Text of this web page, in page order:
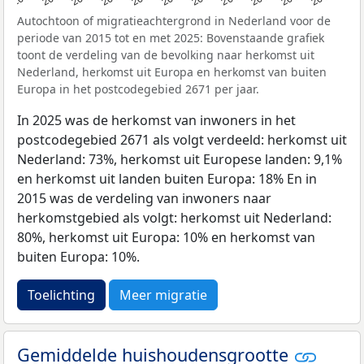
Autochtoon of migratieachtergrond in Nederland voor de
periode van 2015 tot en met 2025: Bovenstaande grafiek
toont de verdeling van de bevolking naar herkomst uit
Nederland, herkomst uit Europa en herkomst van buiten
Europa in het postcodegebied 2671 per jaar.
In 2025 was de herkomst van inwoners in het
postcodegebied 2671 als volgt verdeeld: herkomst uit
Nederland: 73%, herkomst uit Europese landen: 9,1%
en herkomst uit landen buiten Europa: 18% En in
2015 was de verdeling van inwoners naar
herkomstgebied als volgt: herkomst uit Nederland:
80%, herkomst uit Europa: 10% en herkomst van
buiten Europa: 10%.
Toelichting Meer migratie
Gemiddelde huishoudensgrootte